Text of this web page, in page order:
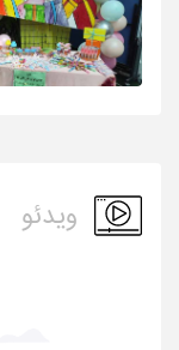
ویدئو